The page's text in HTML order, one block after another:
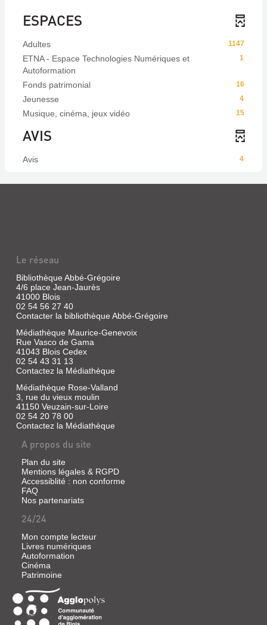
ESPACES
1147
Adultes
1
ETNA - Espace Technologies Numériques et
Autoformation
16
Fonds patrimonial
4
Jeunesse
15
Musique, cinéma, jeux vidéo
AVIS
4
Avis
Le réseau
Bibliothèque Abbé-Grégoire
4/6 place Jean-Jaurès
41000 Blois
02 54 56 27 40
Contacter la bibliothèque Abbé-Grégoire
Médiathèque Maurice-Genevoix
Rue Vasco de Gama
41043 Blois Cedex
02 54 43 31 13
Contactez la Médiathèque
Médiathèque Rose-Valland
3, rue du vieux moulin
41150 Veuzain-sur-Loire
02 54 20 78 00
Contactez la Médiathèque
A propos du site
Plan du site
Mentions légales & RGPD
Accessiblité : non conforme
FAQ
Nos partenariats
24/24
Mon compte lecteur
Livres numériques
Autoformation
Cinéma
Patrimoine